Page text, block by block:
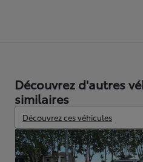
Découvrez d'autres
similaires
Découvrez ces véhicules